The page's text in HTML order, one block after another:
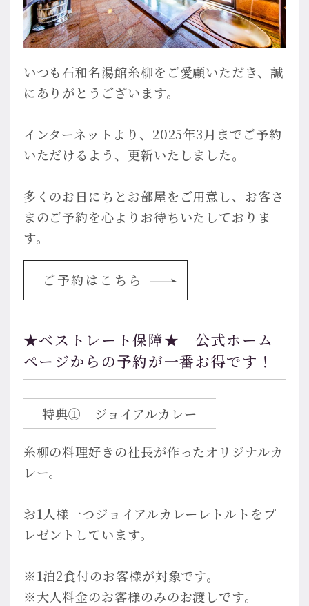
いつも石和名湯館糸柳をご愛顧いただき、誠
にありがとうございます。
インターネットより、2025年3月までご予約
いただけるよう、更新いたしました。
多くのお日にちとお部屋をご用意し、お客さ
まのご予約を心よりお待ちいたしておりま
す。
ご予約はこちら
★ベストレート保障★ 公式ホーム
ページからの予約が一番お得です！
特典① ジョイアルカレー
糸柳の料理好きの社長が作ったオリジナルカ
レー。
お1人様一つジョイアルカレーレトルトをプ
レゼントしています。
※1泊2食付のお客様が対象です。
※大人料金のお客様のみのお渡しです。